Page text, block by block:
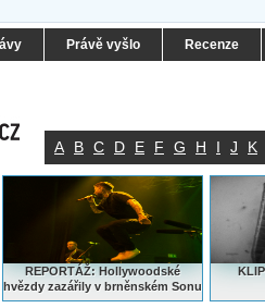
Právě vyšlo Recenze
A B C D E F G H I J K
REPORTÁŽ: Hollywoodské
hvězdy zazářily v brněnském Sonu